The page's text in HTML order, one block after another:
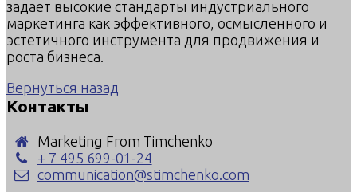
задает высокие стандарты индустриального
маркетинга как эффективного, осмысленного и
эстетичного инструмента для продвижения и
роста бизнеса.
Вернуться назад
Контакты
Marketing From Timchenko
+ 7 495 699-01-24
communication@stimchenko.com